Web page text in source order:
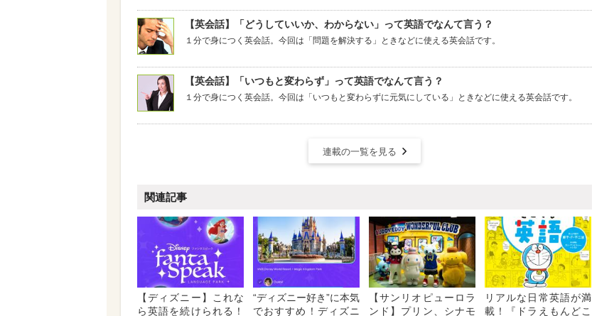
【英会話】「どうしていいか、わからない」って英語でなんて言う？
１分で身につく英会話。今回は「問題を解決する」ときなどに使える英会話です。
【英会話】「いつもと変わらず」って英語でなんて言う？
１分で身につく英会話。今回は「いつもと変わらずに元気にしている」ときなどに使える英会話です。
連載の一覧を見る
関連記事
【ディズニー】これな
ら英語を続けられる！
“ディズニー好き”に本気
でおすすめ！ディズニ
【サンリオピューロラ
ンド】プリン、シナモ
リアルな日常英語が満
載！『ドラえもんどこ